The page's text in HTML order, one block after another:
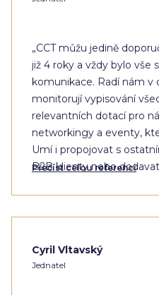
„CCT můžu jedině
již 4 roky a vždy bylo vše
komunikace. Radí nám v
monitorují vypisování
relevantních dotací pro
networkingy a eventy,
Umí i propojovat s
B2B klienty nebo
Přečíst celou referenci
Cyril Vltavský
Jednatel